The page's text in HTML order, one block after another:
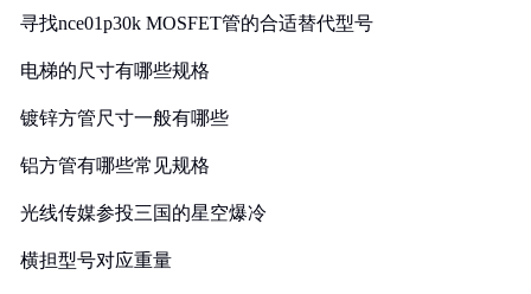
寻找nce01p30k MOSFET管的合适替代型号
电梯的尺寸有哪些规格
镀锌方管尺寸一般有哪些
铝方管有哪些常见规格
光线传媒参投三国的星空爆冷
横担型号对应重量